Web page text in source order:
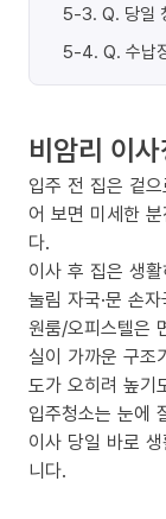
5-3. Q. 당일
5-4. Q. 수납
비암리 이
입주 전 집은 겉
어 보면 미세한
다.
이사 후 집은 생활
눌림 자국·문 손
원룸/오피스텔은
실이 가까운 구조
도가 오히려 높기
입주청소는 눈에
이사 당일 바로
니다.